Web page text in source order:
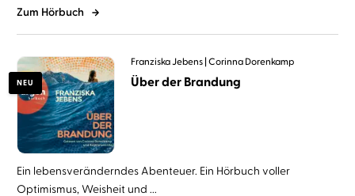
Zum Hörbuch
NEU
Franziska Jebens Corinna Dorenkamp
Über der Brandung
Ein lebensveränderndes Abenteuer. Ein Hörbuch voller
Optimismus, Weisheit und ...